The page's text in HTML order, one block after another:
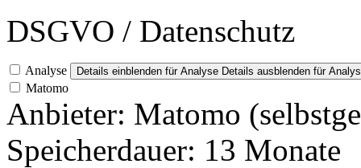
DSGVO / Datenschutz
Analyse Details einblenden für Analyse Details ausblenden für
Matomo
Anbieter: Matomo
Speicherdauer: 13 Monate